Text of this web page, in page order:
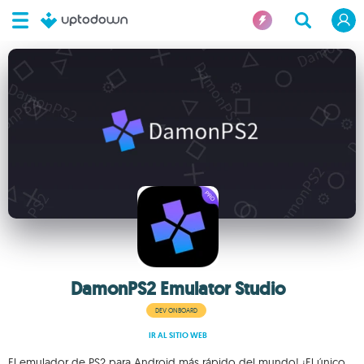
DamonPS2 Emulator Studio
DEV ONBOARD
IR AL SITIO WEB